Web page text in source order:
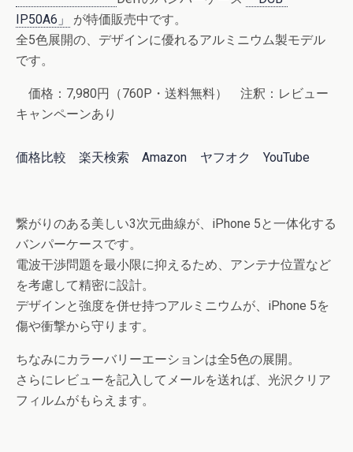
IP50A6」
が特価販売中です。
全5色展開の、デザインに優れるアルミニウム製モデル
です。
価格：7,980円（760P・送料無料） 注釈：レビュー
キャンペーンあり
価格比較 楽天検索 Amazon ヤフオク YouTube
繋がりのある美しい3次元曲線が、iPhone 5と一体化する
バンパーケースです。
電波干渉問題を最小限に抑えるため、アンテナ位置など
を考慮して精密に設計。
デザインと強度を併せ持つアルミニウムが、iPhone 5を
傷や衝撃から守ります。
ちなみにカラーバリーエーションは全5色の展開。
さらにレビューを記入してメールを送れば、光沢クリア
フィルムがもらえます。